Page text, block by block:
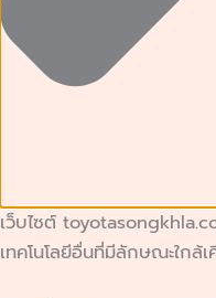
เว็บไซต์
เทคโนโลยีอื่นที่มีลักษณะใกล้